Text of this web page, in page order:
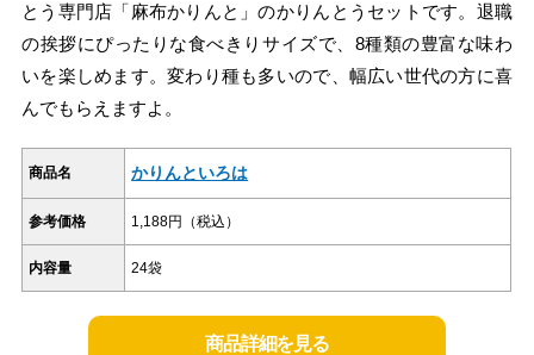
とう専門店「麻布かりんと」のかりんとうセットです。退職
の挨拶にぴったりな食べきりサイズで、8種類の豊富な味わ
いを楽しめます。変わり種も多いので、幅広い世代の方に喜
んでもらえますよ。
商品名 かりんといろは
参考価格 1,188円（税込）
内容量 24袋
商品詳細を見る